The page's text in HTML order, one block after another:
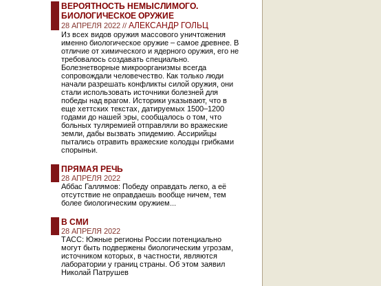
ВЕРОЯТНОСТЬ НЕМЫСЛИМОГО.
БИОЛОГИЧЕСКОЕ ОРУЖИЕ
28 АПРЕЛЯ 2022 // АЛЕКСАНДР ГОЛЬЦ
Из всех видов оружия массового уничтожения
именно биологическое оружие – самое древнее. В
отличие от химического и ядерного оружия, его не
требовалось создавать специально.
Болезнетворные микроорганизмы всегда
сопровождали человечество. Как только люди
начали разрешать конфликты силой оружия, они
стали использовать источники болезней для
победы над врагом. Историки указывают, что в
еще хеттских текстах, датируемых 1500–1200
годами до нашей эры, сообщалось о том, что
больных туляремией отправляли во вражеские
земли, дабы вызвать эпидемию. Ассирийцы
пытались отравить вражеские колодцы грибками
спорыньи.
ПРЯМАЯ РЕЧЬ
28 АПРЕЛЯ 2022
Аббас Галлямов: Победу оправдать легко, а её
отсутствие не оправдаешь вообще ничем, тем
более биологическим оружием...
В СМИ
28 АПРЕЛЯ 2022
ТАСС: Южные регионы России потенциально
могут быть подвержены биологическим угрозам,
источником которых, в частности, являются
лаборатории у границ страны. Об этом заявил
Николай Патрушев